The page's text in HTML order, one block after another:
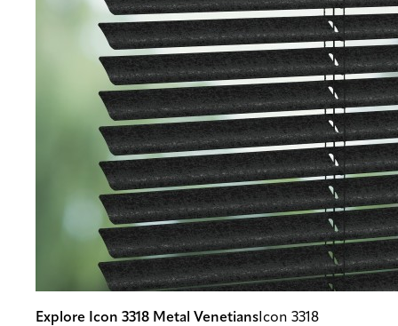
Explore Icon 3318 Metal Venetians Icon 3318